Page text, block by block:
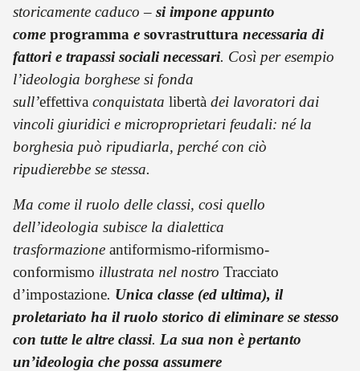
storicamente caduco – si impone appunto
come programma e sovrastruttura necessaria di
fattori e trapassi sociali necessari. Così per esempio
l’ideologia borghese si fonda
sull’effettiva conquistata libertà dei lavoratori dai
vincoli giuridici e microproprietari feudali: né la
borghesia può ripudiarla, perché con ciò
ripudierebbe se stessa.
Ma come il ruolo delle classi, cosi quello
dell’ideologia subisce la dialettica
trasformazione antiformismo-riformismo-
conformismo illustrata nel nostro Tracciato
d’impostazione. Unica classe (ed ultima), il
proletariato ha il ruolo storico di eliminare se stesso
con tutte le altre classi. La sua non è pertanto
un’ideologia che possa assumere